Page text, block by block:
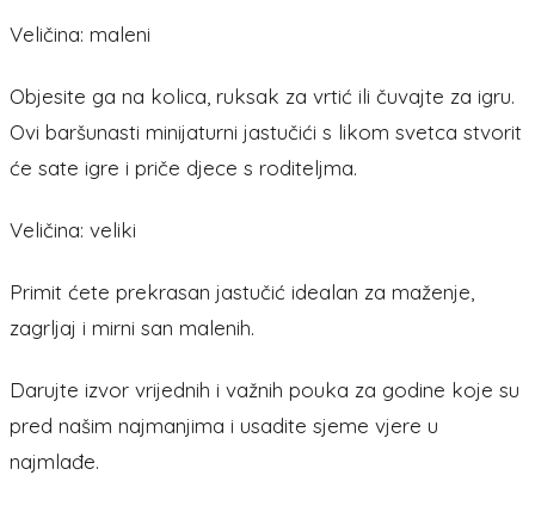
Veličina: maleni
Objesite ga na kolica, ruksak za vrtić ili čuvajte za igru.
Ovi baršunasti minijaturni jastučići s likom svetca stvorit
će sate igre i priče djece s roditeljma.
Veličina: veliki
Primit ćete prekrasan jastučić idealan za maženje,
zagrljaj i mirni san malenih.
Darujte izvor vrijednih i važnih pouka za godine koje su
pred našim najmanjima i usadite sjeme vjere u
najmlađe.